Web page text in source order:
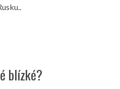
blízké?